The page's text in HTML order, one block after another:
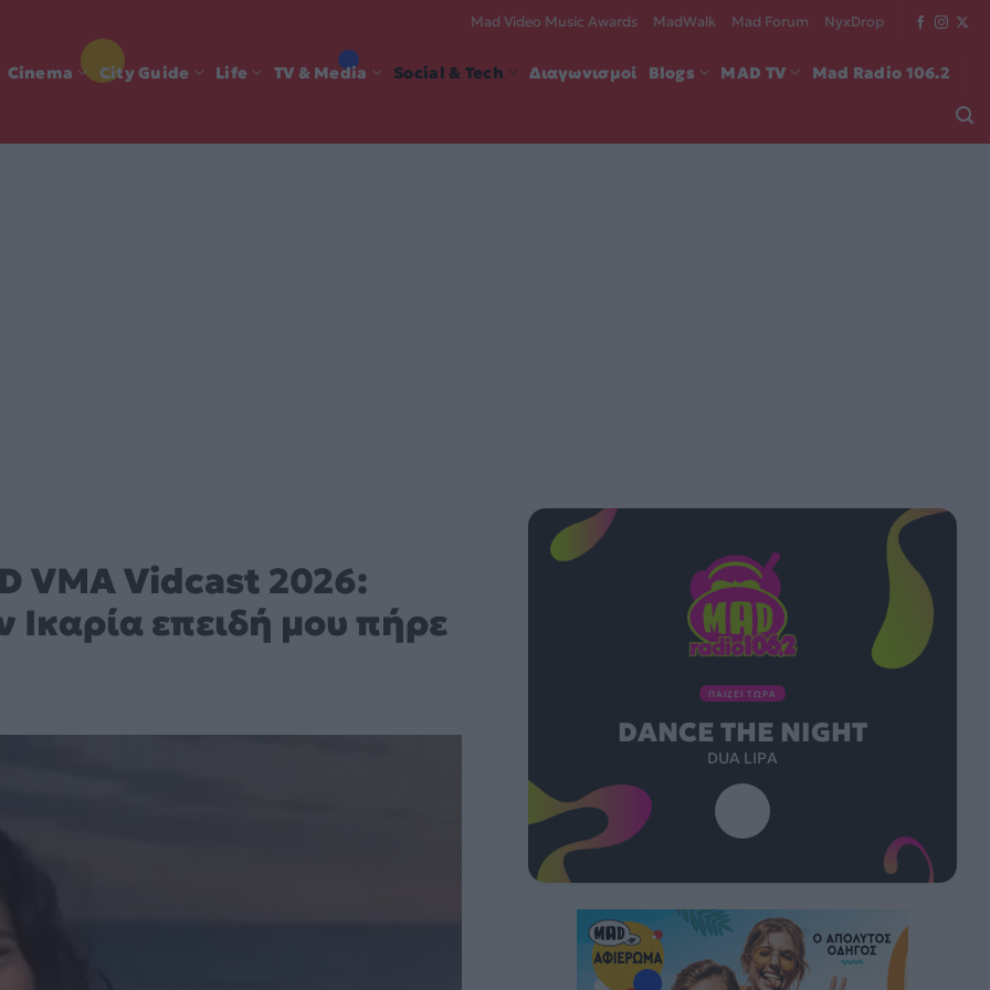
Mad Video Music Awards MadWalk Mad Forum NyxDrop
Cinema City Guide Life TV & Media Social & Tech Διαγωνισμοί Blogs MAD TV Mad Radio 106.2
VMA Vidcast 2026:
Ικαρία επειδή μου πήρε
ΠΑΙΖΕΙ ΤΩΡΑ
DANCE THE NIGHT
DUA LIPA